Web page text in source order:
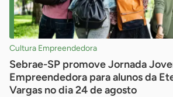
Cultura Empreendedora
Sebrae-SP promove Jornada
Empreendedora para alunos da
Vargas no dia 24 de agosto